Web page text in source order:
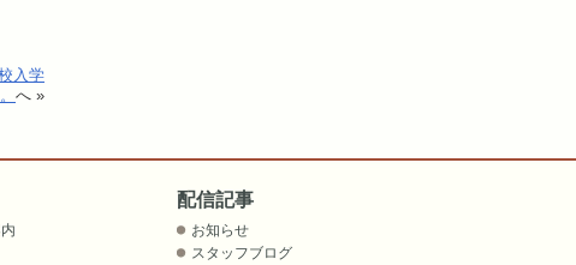
入学
へ »
配信記事
お知らせ
スタッフブログ